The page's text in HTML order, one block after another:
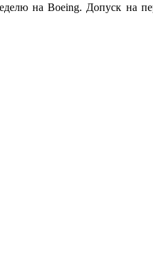
на Boeing. Допуск